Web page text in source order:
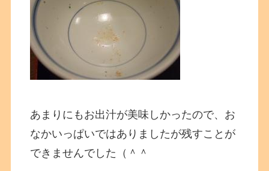
あまりにもお出汁が美味しかったので、お
なかいっぱいではありましたが残すことが
できませんでした（＾＾